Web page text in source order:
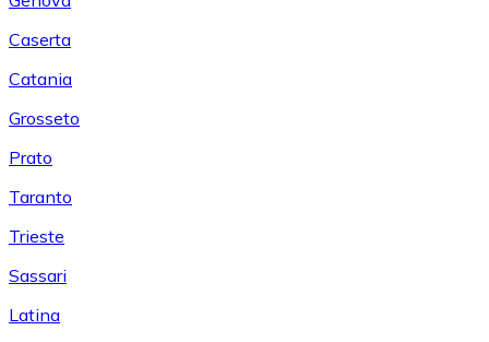
Caserta
Catania
Grosseto
Prato
Taranto
Trieste
Sassari
Latina